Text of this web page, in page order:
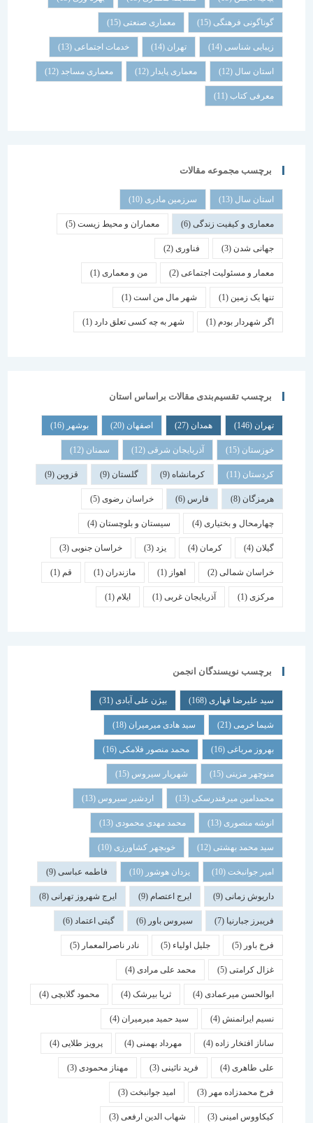
گوناگونی فرهنگی (15) معماری صنعتی(15)
زیبایی شناسی (14) تهران خدمات اجتماعی (13)
استان سال(12) معماری پایدار (12) معماری مساجد(12)
معرفی کتاب(11)
برچسب مجموعه مقالات
استان سال(13) سرزمین مادری(10)
معماری و کیفیت زندگی(6) معماران و محیط زیست(5)
جهانی شدن(3) فناوری (2)
معمار و مسئولیت اجتماعی (2) من و معماری (1)
تنها یک زمین(1) شهر مال من است(1)
اگر شهردار بودم (1) شهر به چه کسی تعلق دارد(1)
برچسب تقسیم‌بندی مقالات براساس استان
همدان اصفهان (20) بوشهر
خوزستان(15) آذربایجان شرقی(12) سمنان (12)
کردستان(11) کرمانشاه(9) گلستان (9) قزوین
هرمزگان(8) فارس خراسان رضوی(5)
چهارمحال و بختیاری (4) سیستان و بلوچستان(4)
کرمان یزد خراسان جنوبی(3)
خراسان شمالی(2) اهواز مازندران(1) قم
(1) آذربایجان غربی(1) ایلام
برچسب نویسندگان انجمن
سید علیرضا قهاری(168) بیژن علی آبادی(31)
شیما خرمی(21) سید هادی میرمیران(18)
بهروز مرباغی (16) محمد منصور فلامکی (16)
منوچهر مزینی(15) شهریار سیروس(15)
محمدامین میرفندرسکی(13) اردشیر سیروس(13)
انوشه منصوری(13) محمد مهدی محمودی(13)
سید محمد بهشتی(12) خوبچهر کشاورزی(10)
امیر جوانبخت(10) یزدان هوشور(10) فاطمه عباسی(9)
داریوش زمانی(9) ایرج اعتصام(9) ایرج شهروز تهرانی(8)
فریبرز جبارنیا(7) سیروس باور(6) گیتی اعتماد(6)
فرخ باور(5) جلیل اولیاء(5) نادر ناصرالمعمار (5)
غزال کرامتی(5) محمد علی مرادی(4)
ابوالحسن میرعمادی(4) ثریا بیرشک(4) محمود گلابچی(4)
نسیم ایرانمنش(4) سید حمید میرمیران(4)
ساناز افتخار زاده(4) مهرداد بهمنی (4) پرویز طلایی(4)
علی طاهری(4) فرید نائینی(3) مهناز محمودی(3)
فرخ محمدزاده مهر(3) امید جوانبخت(3)
کیکاووس امینی(3) شهاب الدین ارفعی(3)